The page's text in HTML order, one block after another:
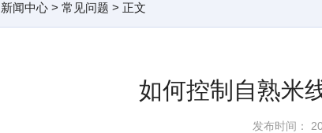
新闻中心 >常见问题 > 正文
如何控制自熟米
发布时间：